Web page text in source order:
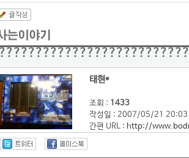
태현*
조회 : 1433
작성일 : 2007/05/21 20:03
간편 URL : http://